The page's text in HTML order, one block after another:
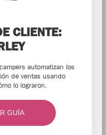
CLIENTE:
automatizan los
de ventas usando
lo lograron.
GUÍA